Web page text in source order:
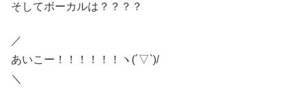
そしてボーカルは？？？？
／
あいこー！！！！！！ヽ(´▽`)/
＼